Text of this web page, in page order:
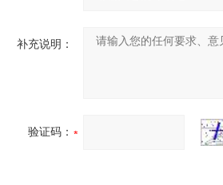
补充说明：
验证码：